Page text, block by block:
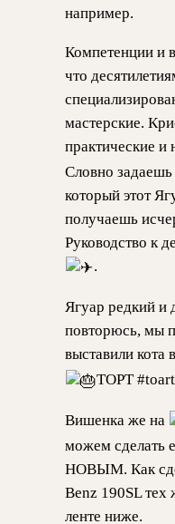
например.
Компетенции и
что
мастерские.
практические и
Словно задаешь
который этот
получаешь
Руководство к
.
Ягуар редкий и
повторюсь, мы
выставили кота
ТОРТ
Вишенка же на
можем
НОВЫМ. Как
Benz 190SL тех
ленте ниже.